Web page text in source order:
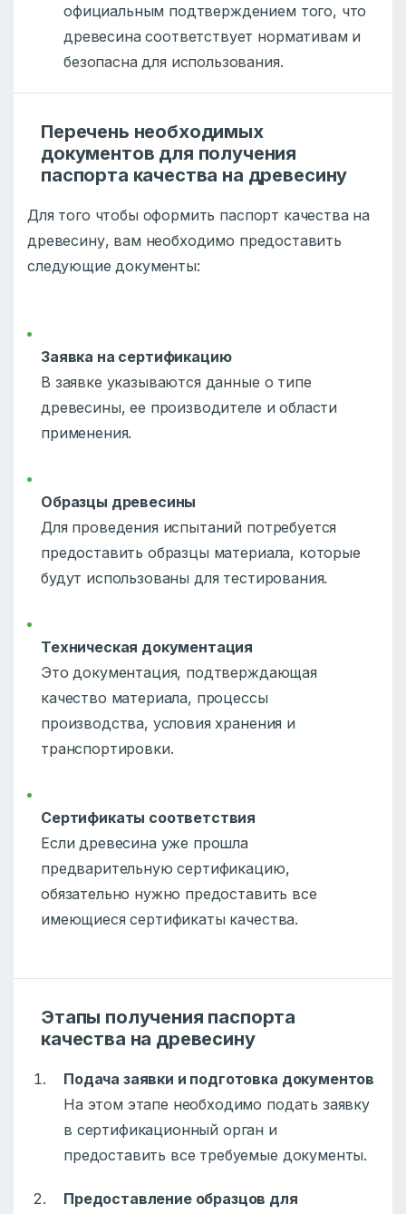
официальным подтверждением того, что
древесина соответствует нормативам и
безопасна для использования.
Перечень необходимых
документов для получения
паспорта качества на древесину
Для того чтобы оформить паспорт качества на
древесину, вам необходимо предоставить
следующие документы:
Заявка на сертификацию
В заявке указываются данные о типе
древесины, ее производителе и области
применения.
Образцы древесины
Для проведения испытаний потребуется
предоставить образцы материала, которые
будут использованы для тестирования.
Техническая документация
Это документация, подтверждающая
качество материала, процессы
производства, условия хранения и
транспортировки.
Сертификаты соответствия
Если древесина уже прошла
предварительную сертификацию,
обязательно нужно предоставить все
имеющиеся сертификаты качества.
Этапы получения паспорта
качества на древесину
Подача заявки и подготовка документов
На этом этапе необходимо подать заявку
в сертификационный орган и
предоставить все требуемые документы.
Предоставление образцов для